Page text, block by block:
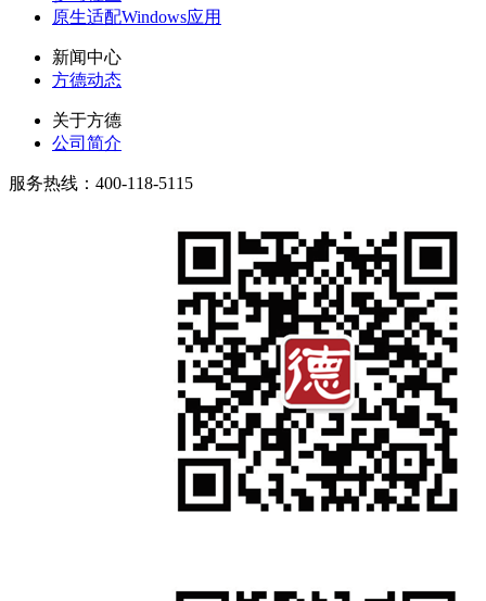
原生适配Windows应用
新闻中心
方德动态
关于方德
公司简介
服务热线：400-118-5115